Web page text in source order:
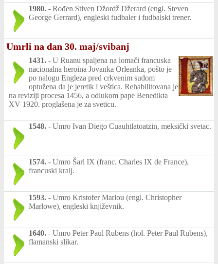
1980. - Rođen Stiven Džordž Džerard (engl. Steven
George Gerrard), engleski fudbaler i fudbalski trener.
Umrli na dan 30. maj/svibanj
1431. - U Ruanu spaljena na lomači francuska
nacionalna heroina Jovanka Orleanka, pošto je
po nalogu Engleza pred crkvenim sudom
optužena da je jeretik i veštica. Rehabilitovana je
na reviziji procesa 1456, a odlukom pape Benedikta
XV 1920. proglašena je za sveticu.
1548. - Umro Ivan Diego Cuauhtlatoatzin, meksički svetac.
1574. - Umro Šarl IX (franc. Charles IX de France),
francuski kralj.
1593. - Umro Kristofer Marlou (engl. Christopher
Marlowe), engleski književnik.
1640. - Umro Peter Paul Rubens (hol. Peter Paul Rubens),
flamanski slikar.